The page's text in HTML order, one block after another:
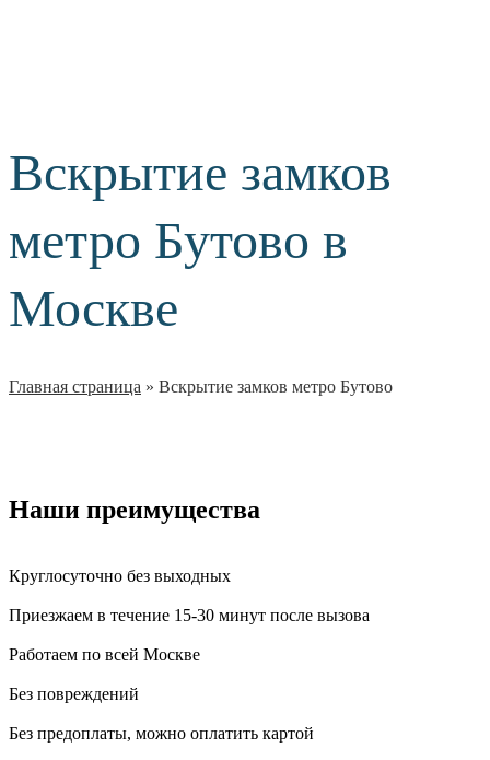
Вскрытие замков
метро Бутово в
Москве
Главная страница » Вскрытие замков метро Бутово
Наши преимущества
Круглосуточно без выходных
Приезжаем в течение 15-30 минут после вызова
Работаем по всей Москве
Без повреждений
Без предоплаты, можно оплатить картой